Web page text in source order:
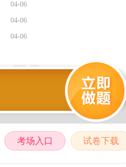
04-06
04-06
04-06
考场入口 试卷下载